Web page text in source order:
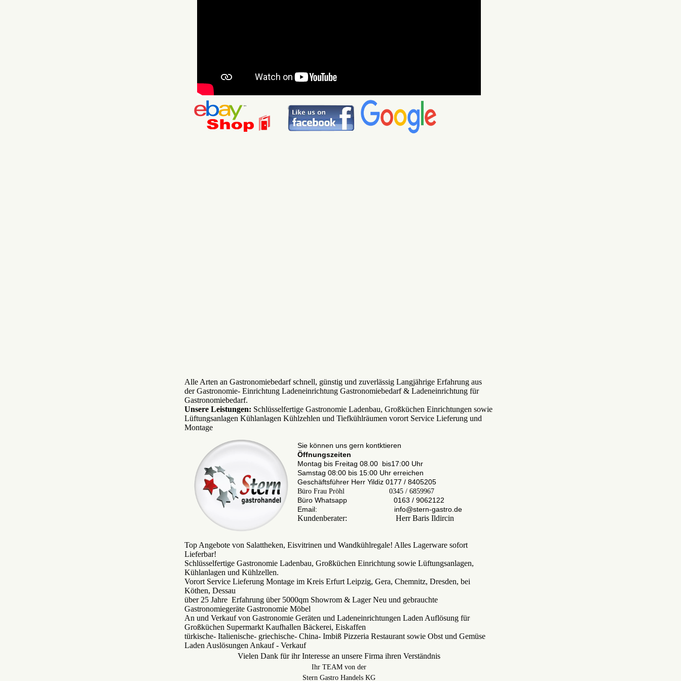
Alle Arten an Gastronomiebedarf schnell, günstig und zuverlässig Langjährige Erfahrung aus
der Gastronomie- Einrichtung Ladeneinrichtung Gastronomiebedarf & Ladeneinrichtung für
Gastronomiebedarf.
Unsere Leistungen: Schlüsselfertige Gastronomie Ladenbau, Großküchen Einrichtungen sowie
Lüftungsanlagen Kühlanlagen Kühlzehlen und Tiefkühlräumen vorort Service Lieferung und
Montage
Sie können uns gern kontktieren
Öffnungszeiten
Montag bis Freitag 08.00 bis17:00 Uhr
Samstag 08:00 bis 15:00 Uhr erreichen
Geschäftsführer Herr Yildiz 0177 / 8405205
Büro Frau Pröhl 0345 / 6859967
Büro Whatsapp 0163 / 9062122
Email: info@stern-gastro.de
Kundenberater: Herr Baris Ildircin
Top Angebote von Salattheken, Eisvitrinen und Wandkühlregale! Alles Lagerware sofort
Lieferbar!
Schlüsselfertige Gastronomie Ladenbau, Großküchen Einrichtung sowie Lüftungsanlagen,
Kühlanlagen und Kühlzellen.
Vorort Service Lieferung Montage im Kreis Erfurt Leipzig, Gera, Chemnitz, Dresden, bei
Köthen, Dessau
über 25 Jahre Erfahrung über 5000qm Showrom & Lager Neu und gebrauchte
Gastronomiegeräte Gastronomie Möbel
An und Verkauf von Gastronomie Geräten und Ladeneinrichtungen Laden Auflösung für
Großküchen Supermarkt Kaufhallen Bäckerei, Eiskaffen
türkische- Italienische- griechische- China- Imbiß Pizzeria Restaurant sowie Obst und Gemüse
Laden Auslösungen Ankauf - Verkauf
Vielen Dank für ihr Interesse an unsere Firma ihren Verständnis
Ihr TEAM von der
Stern Gastro Handels KG